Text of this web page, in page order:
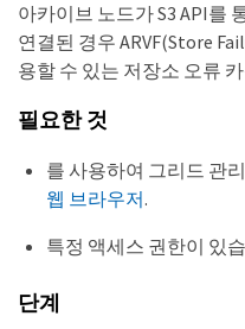
아카이브 노드가 S3 API를
연결된 경우 ARVF(Store
용할 수 있는 저장소 오류
필요한 것
를 사용하여 그리드 관
웹 브라우저.
특정 액세스 권한이 있
단계